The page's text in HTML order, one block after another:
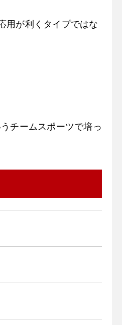
用が利くタイプではな
チームスポーツで培っ